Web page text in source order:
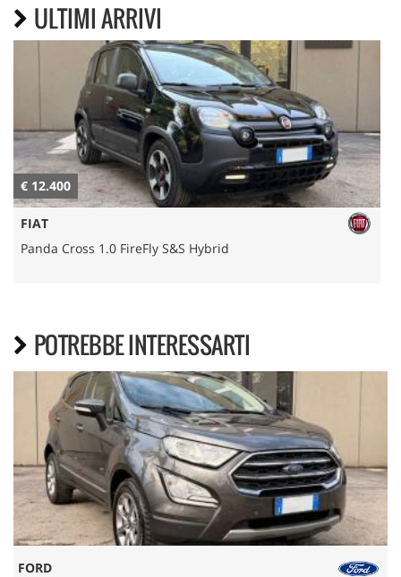
ULTIMI ARRIVI
€ 12.400
FIAT
Panda Cross 1.0 FireFly S&S Hybrid
POTREBBE INTERESSARTI
FORD